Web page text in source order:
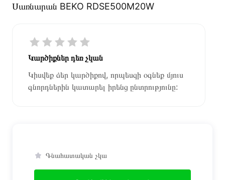
Սառնարան BEKO RDSE500M20W
Կարծիքներ դեռ չկան
Կիսվեք ձեր կարծիքով, որպեսզի օգնեք մյուս
գնորդներին կատարել իրենց ընտրությունը:
Գնահատական չկա